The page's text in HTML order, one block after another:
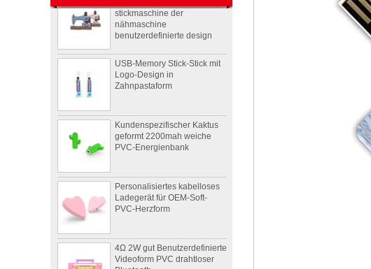
nähmaschine
benutzerdefinierte design
Logo-Design in
Zahnpastaform
geformt 2200mah weiche
PVC-Energienbank
Ladegerät für OEM-Soft-
PVC-Herzform
Videoform PVC drahtloser
Bluetooth-
Lautsprecherlieferant UK